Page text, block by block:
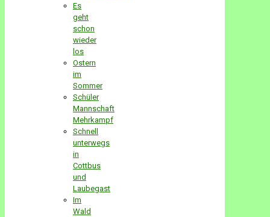
Es
geht
schon
wieder
los
Ostern
im
Sommer
Schüler
Mannschaft
Mehrkampf
Schnell
unterwegs
in
Cottbus
und
Laubegast
Im
Wald